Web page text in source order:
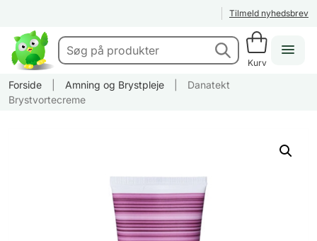
Tilmeld nyhedsbrev
Kurv
Forside Amning og Brystpleje
Danatekt
Brystvortecreme